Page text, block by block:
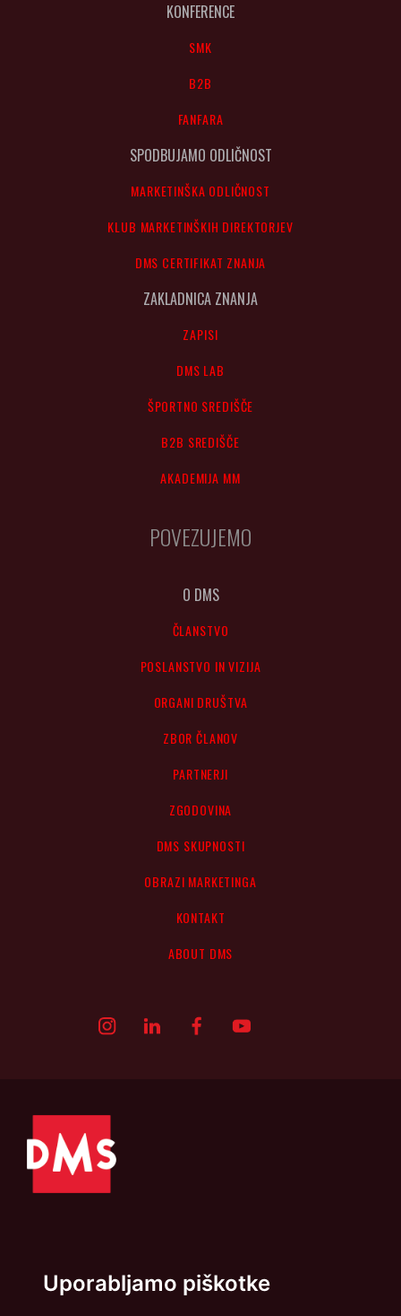
Uporabljamo piškotke
KONFERENCE
SMK
B2B
FANFARA
SPODBUJAMO ODLIČNOST
MARKETINŠKA ODLIČNOST
KLUB MARKETINŠKIH DIREKTORJEV
DMS CERTIFIKAT ZNANJA
ZAKLADNICA ZNANJA
ZAPISI
DMS LAB
ŠPORTNO SREDIŠČE
B2B SREDIŠČE
AKADEMIJA MM
POVEZUJEMO
O DMS
ČLANSTVO
POSLANSTVO IN VIZIJA
ORGANI DRUŠTVA
ZBOR ČLANOV
PARTNERJI
ZGODOVINA
DMS SKUPNOSTI
OBRAZI MARKETINGA
KONTAKT
ABOUT DMS
Politika zasebnosti